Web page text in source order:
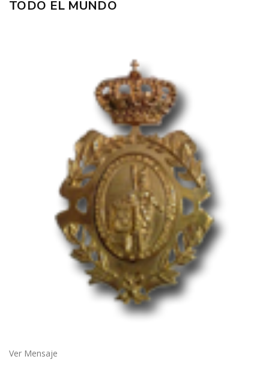
TODO EL MUNDO
Ver Mensaje